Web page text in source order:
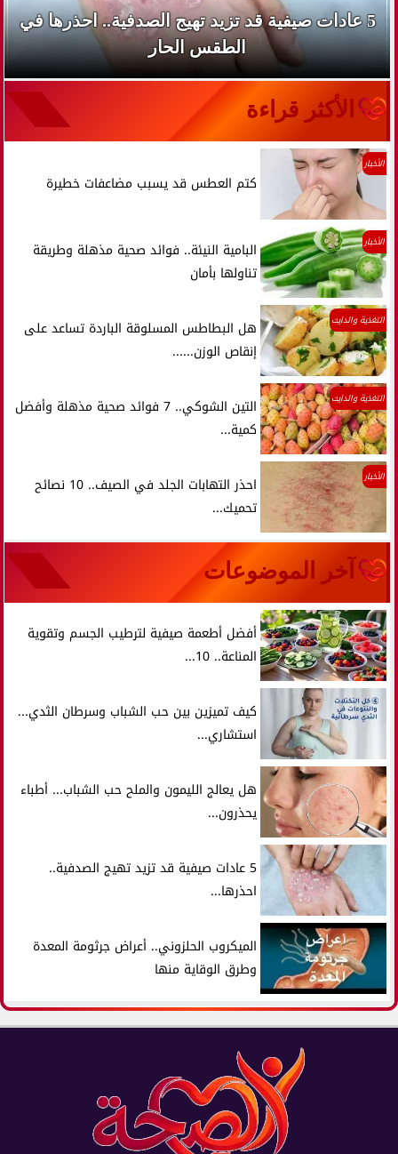
5 عادات صيفية قد تزيد تهيج الصدفية.. احذرها في
الطقس الحار
الأكثر قراءة
الأخبار
كتم العطس قد يسبب مضاعفات خطيرة
الأخبار
البامية النيئة.. فوائد صحية مذهلة وطريقة
تناولها بأمان
التغذية والدايت
هل البطاطس المسلوقة الباردة تساعد على
إنقاص الوزن......
التغذية والدايت
التين الشوكي.. 7 فوائد صحية مذهلة وأفضل
كمية...
الأخبار
احذر التهابات الجلد في الصيف.. 10 نصائح
تحميك...
آخر الموضوعات
أفضل أطعمة صيفية لترطيب الجسم وتقوية
المناعة.. 10...
كيف تميزين بين حب الشباب وسرطان الثدي...
استشاري...
هل يعالج الليمون والملح حب الشباب... أطباء
يحذرون...
5 عادات صيفية قد تزيد تهيج الصدفية..
احذرها...
الميكروب الحلزوني.. أعراض جرثومة المعدة
وطرق الوقاية منها